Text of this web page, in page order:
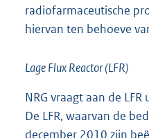
radiofarmaceutische
hiervan ten behoeve
Lage Flux Reactor (LFR)
NRG vraagt aan de
De LFR, waarvan de
december 2010 zijn